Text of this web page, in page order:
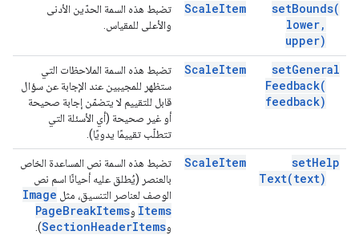
setBounds(
lower,
upper)
ScaleItem
تضبط هذه السمة الحدّين الأدنى
والأعلى للمقياس.
setGeneral
Feedback(
feedback)
ScaleItem
تضبط هذه السمة الملاحظات التي
ستظهر للمجيبين عند الإجابة عن سؤال
قابل للتقييم لا يتضمّن إجابة صحيحة
أو غير صحيحة (أي الأسئلة التي
تتطلّب تقييمًا يدويًا).
setHelp
Text(text)
ScaleItem
تضبط هذه السمة نص المساعدة الخاص
بالعنصر (يُطلق عليه أحيانًا اسم نص
الوصف لعناصر التنسيق، مثل Image
Items و PageBreakItems
و SectionHeaderItems
).